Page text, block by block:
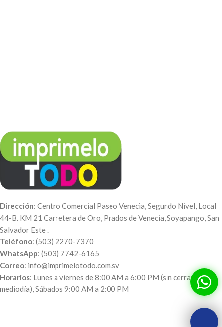
Dirección: Centro Comercial Paseo Venecia, Segundo Nivel, Local
44-B. KM 21 Carretera de Oro, Prados de Venecia, Soyapango, San
Salvador Este .
Teléfono: (503) 2270-7370
WhatsApp: (503) 7742-6165
Correo: info@imprimelotodo.com.sv
Horarios: Lunes a viernes de 8:00 AM a 6:00 PM (sin cerrar al
mediodía), Sábados 9:00 AM a 2:00 PM